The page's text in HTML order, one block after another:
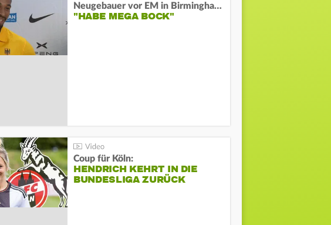
Neugebauer vor EM in Birmingham:
"HABE MEGA BOCK"
Coup für Köln:
HENDRICH KEHRT IN DIE
BUNDESLIGA ZURÜCK